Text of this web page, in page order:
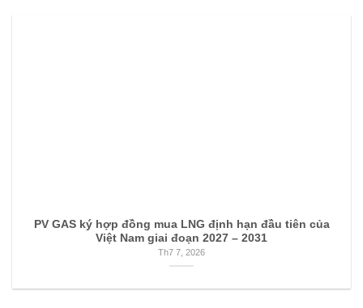
PV GAS ký hợp đồng mua LNG định hạn đầu tiên của
Việt Nam giai đoạn 2027 – 2031
Th7 7, 2026